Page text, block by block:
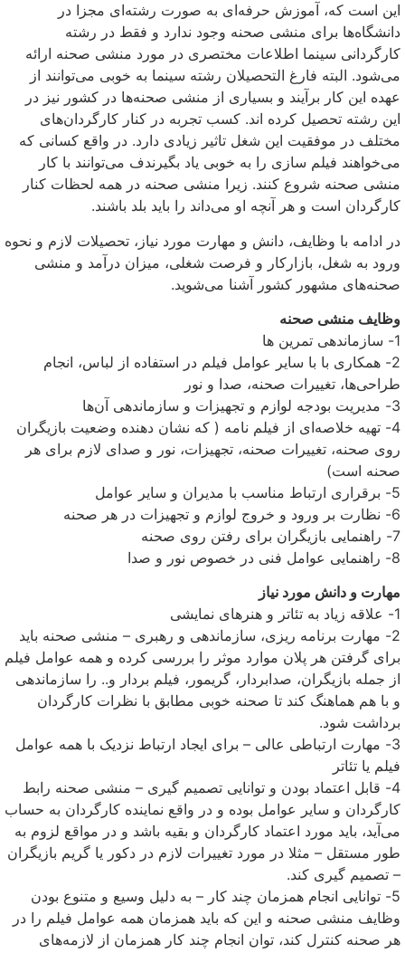
این است که، آموزش حرفه‌ای به صورت رشته‌ای مجزا در
دانشگاه‌ها برای منشی صحنه وجود ندارد و فقط در رشته
کارگردانی سینما اطلاعات مختصری در مورد منشی صحنه ارائه
می‌شود. البته فارغ التحصیلان رشته سینما به خوبی می‌توانند از
عهده این کار برآیند و بسیاری از منشی صحنه‌ها در کشور نیز در
این رشته تحصیل کرده اند. کسب تجربه در کنار کارگردان‌های
مختلف در موفقیت این شغل تاثیر زیادی دارد. در واقع کسانی که
می‌خواهند فیلم سازی را به خوبی یاد بگیرندف می‌توانند با کار
منشی صحنه شروع کنند. زیرا منشی صحنه در همه لحظات کنار
کارگردان است و هر آنچه او می‌داند را باید بلد باشند.
در ادامه با وظایف، دانش و مهارت مورد نیاز، تحصیلات لازم و نحوه
ورود به شغل، بازارکار و فرصت شغلی، میزان درآمد و منشی
صحنه‌های مشهور کشور آشنا می‌شوید.
وظایف منشی صحنه
1- سازماندهی تمرین ها
2- همکاری با با سایر عوامل فیلم در استفاده از لباس، انجام
طراحی‌ها، تغییرات صحنه، صدا و نور
3- مدیریت بودجه لوازم و تجهیزات و سازماندهی آن‌ها
4- تهیه خلاصه‌ای از فیلم نامه ( که نشان دهنده وضعیت بازیگران
روی صحنه، تغییرات صحنه، تجهیزات، نور و صدای لازم برای هر
صحنه است)
5- برقراری ارتباط مناسب با مدیران و سایر عوامل
6- نظارت بر ورود و خروج لوازم و تجهیزات در هر صحنه
7- راهنمایی بازیگران برای رفتن روی صحنه
8- راهنمایی عوامل فنی در خصوص نور و صدا
مهارت و دانش مورد نیاز
1- علاقه زیاد به تئاتر و هنرهای نمایشی
2- مهارت برنامه ریزی، سازماندهی و رهبری – منشی صحنه باید
برای گرفتن هر پلان موارد موثر را بررسی کرده و همه عوامل فیلم
از جمله بازیگران، صدابردار، گریمور، فیلم بردار و.. را سازماندهی
و با هم هماهنگ کند تا صحنه خوبی مطابق با نظرات کارگردان
برداشت شود.
3- مهارت ارتباطی عالی – برای ایجاد ارتباط نزدیک با همه عوامل
فیلم یا تئاتر
4- قابل اعتماد بودن و توانایی تصمیم گیری – منشی صحنه رابط
کارگردان و سایر عوامل بوده و در واقع نماینده کارگردان به حساب
می‌آید، باید مورد اعتماد کارگردان و بقیه باشد و در مواقع لزوم به
طور مستقل – مثلا در مورد تغییرات لازم در دکور یا گریم بازیگران
– تصمیم گیری کند.
5- توانایی انجام همزمان چند کار – به دلیل وسیع و متنوع بودن
وظایف منشی صحنه و این که باید همزمان همه عوامل فیلم را در
هر صحنه کنترل کند، توان انجام چند کار همزمان از لازمه‌های